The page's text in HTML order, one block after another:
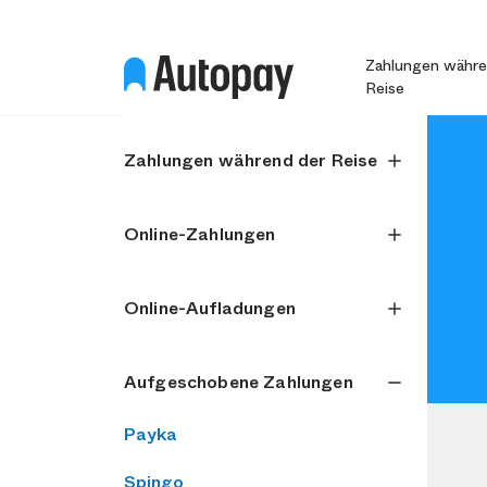
Zahlungen
Reise
Zahlungen während der Reise
Online-Zahlungen
Online-Aufladungen
Aufgeschobene Zahlungen
Payka